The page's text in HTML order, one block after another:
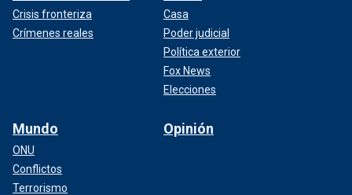
Crisis fronteriza
Crímenes reales
Casa
Poder judicial
Política exterior
Fox News
Elecciones
Mundo
ONU
Conflictos
Terrorismo
Opinión